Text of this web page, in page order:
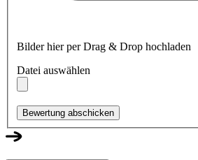
Bilder hier per Drag & Drop hochladen
Datei auswählen
Bewertung abschicken